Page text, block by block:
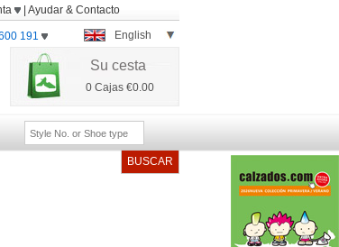
Ayudar & Contacto
191 English
Su cesta
0Cajas €0.00
BUSCAR